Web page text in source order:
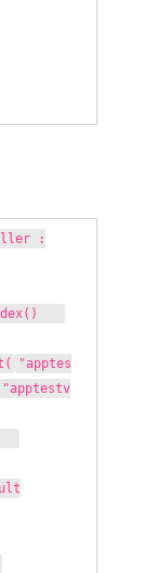
:
"apptes
"apptestv